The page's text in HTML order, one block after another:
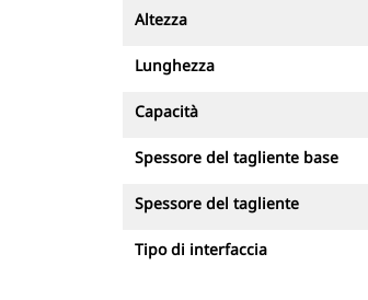
Altezza
Lunghezza
Capacità
Spessore del tagliente base
Spessore del tagliente
Tipo di interfaccia